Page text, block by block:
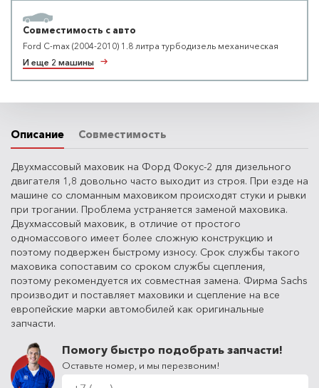
Совместимость с авто
Ford C-max (2004-2010) 1.8 литра турбодизель механическая
И еще 2 машины
Описание Совместимость
Двухмассовый маховик на Форд Фокус-2 для дизельного
двигателя 1,8 довольно часто выходит из строя. При езде на
машине со сломанным маховиком происходят стуки и рывки
при трогании. Проблема устраняется заменой маховика.
Двухмассовый маховик, в отличие от простого
одномассового имеет более сложную конструкцию и
поэтому подвержен быстрому износу. Срок службы такого
маховика сопоставим со сроком службы сцепления,
поэтому рекомендуется их совместная замена. Фирма Sachs
производит и поставляет маховики и сцепление на все
европейские марки автомобилей как оригинальные
запчасти.
Помогу быстро подобрать запчасти!
Оставьте номер, и мы перезвоним!